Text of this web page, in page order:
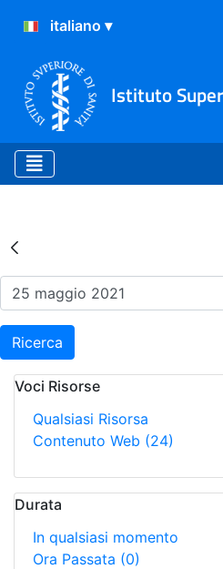
Istituto
Risultati della
Ricerca
Voci Risorse
Qualsiasi Risorsa
Contenuto Web (24)
Durata
In qualsiasi momento
Ora Passata (0)